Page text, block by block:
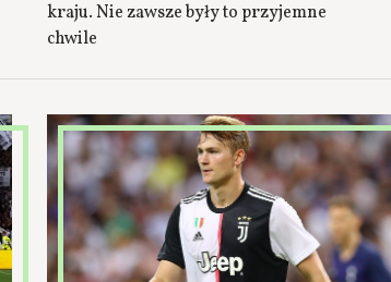
kraju. Nie zawsze były to przyjemne
chwile